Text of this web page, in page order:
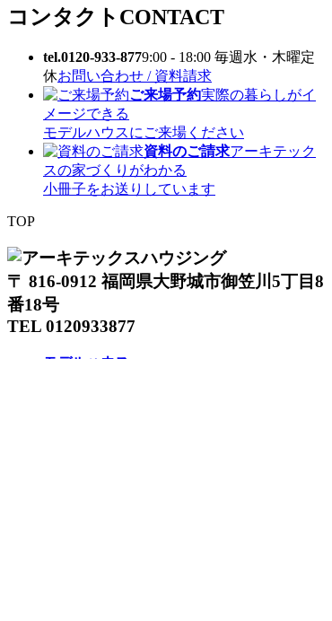
コンタクト CONTACT
tel.0120-933-8779:00 - 18:00 毎週水・木曜定
休お問い合わせ / 資料請求
ご来場予約実際の暮らしがイ
メージできる
モデルハウスにご来場ください
資料のご請求アーキテック
スの家づくりがわかる
小冊子をお送りしています
TOP
〒 816-0912 福岡県大野城市御笠川5丁目8
番18号
TEL 0120933877
モデルハウス